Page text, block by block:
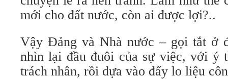
mới cho đất nước, còn ai được lợi?..
Vậy Đảng và Nhà nước – gọi tắt ở
nhìn lại đầu đuôi của sự việc, với ý
trách nhân, rồi dựa vào đấy lo liệu